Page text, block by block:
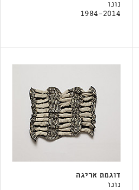
נונו
1984-2014
דוגמת אריגה
נונו